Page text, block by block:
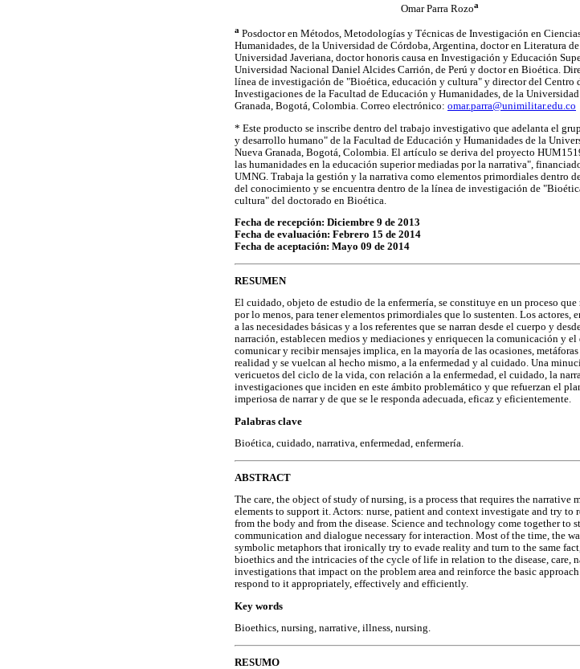
Omar Parra Rozoa
a Posdoctor en Métodos, Metodologías y Técnicas de Investigación en
Humanidades, de la Universidad de Córdoba, Argentina, doctor en Literatura
Universidad Javeriana, doctor honoris causa en Investigación y Educación
Universidad Nacional Daniel Alcides Carrión, de Perú y doctor en Bioética.
línea de investigación de "Bioética, educación y cultura" y director del Centro
Investigaciones de la Facultad de Educación y Humanidades, de la
Granada, Bogotá, Colombia. Correo electrónico: omar.parra@unimilitar.edu.co
* Este producto se inscribe dentro del trabajo investigativo que adelanta el
y desarrollo humano" de la Facultad de Educación y Humanidades de la
Nueva Granada, Bogotá, Colombia. El artículo se deriva del proyecto
las humanidades en la educación superior mediadas por la narrativa",
UMNG. Trabaja la gestión y la narrativa como elementos primordiales dentro
del conocimiento y se encuentra dentro de la línea de investigación de
cultura" del doctorado en Bioética.
Fecha de recepción: Diciembre 9 de 2013
Fecha de evaluación: Febrero 15 de 2014
Fecha de aceptación: Mayo 09 de 2014
RESUMEN
El cuidado, objeto de estudio de la enfermería, se constituye en un proceso
por lo menos, para tener elementos primordiales que lo sustenten. Los
a las necesidades básicas y a los referentes que se narran desde el cuerpo y
narración, establecen medios y mediaciones y enriquecen la comunicación y
comunicar y recibir mensajes implica, en la mayoría de las ocasiones,
realidad y se vuelcan al hecho mismo, a la enfermedad y al cuidado. Una
vericuetos del ciclo de la vida, con relación a la enfermedad, el cuidado, la
investigaciones que inciden en este ámbito problemático y que refuerzan el
imperiosa de narrar y de que se le responda adecuada, eficaz y eficientemente.
Palabras clave
Bioética, cuidado, narrativa, enfermedad, enfermería.
ABSTRACT
The care, the object of study of nursing, is a process that requires the
elements to support it. Actors: nurse, patient and context investigate and try to
from the body and from the disease. Science and technology come together
communication and dialogue necessary for interaction. Most of the time, the
symbolic metaphors that ironically try to evade reality and turn to the same
bioethics and the intricacies of the cycle of life in relation to the disease, care,
investigations that impact on the problem area and reinforce the basic
respond to it appropriately, effectively and efficiently.
Key words
Bioethics, nursing, narrative, illness, nursing.
RESUMO